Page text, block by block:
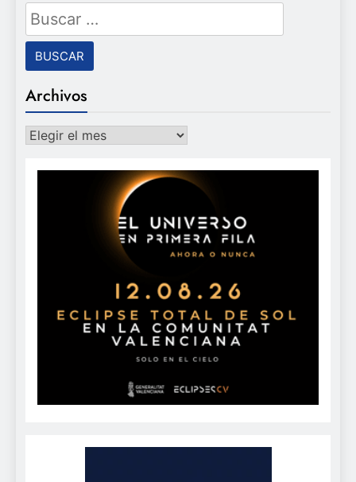
Buscar:
Archivos
Archivos